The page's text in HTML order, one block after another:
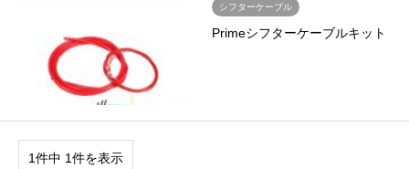
シフターケーブル
Primeシフターケーブルキット
1件中 1件を表示